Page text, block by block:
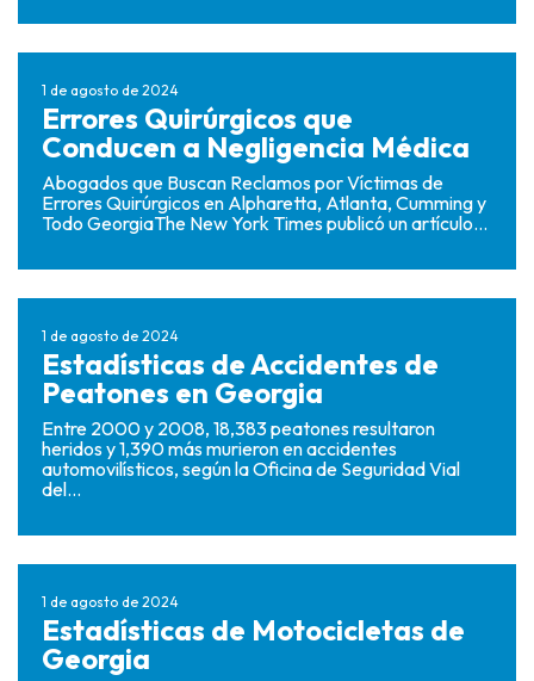
1 de agosto de 2024
Errores Quirúrgicos que
Conducen a Negligencia Médica
Abogados que Buscan Reclamos por Víctimas de
Errores Quirúrgicos en Alpharetta, Atlanta, Cumming y
Todo GeorgiaThe New York Times publicó un artículo...
1 de agosto de 2024
Estadísticas de Accidentes de
Peatones en Georgia
Entre 2000 y 2008, 18,383 peatones resultaron
heridos y 1,390 más murieron en accidentes
automovilísticos, según la Oficina de Seguridad Vial
del...
1 de agosto de 2024
Estadísticas de Motocicletas de
Georgia